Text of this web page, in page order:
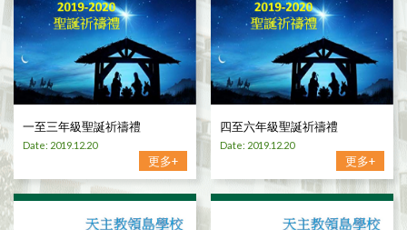
一至三年級聖誕祈禱禮
Date: 2019.12.20
更多+
四至六年級聖誕祈禱禮
Date: 2019.12.20
更多+